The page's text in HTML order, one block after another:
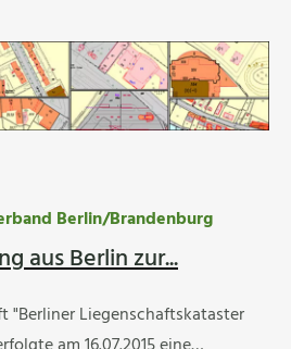
Berlin/Brandenburg
aus Berlin zur...
"Berliner Liegenschaftskataster